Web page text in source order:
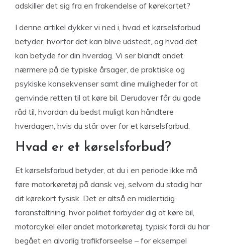
adskiller det sig fra en frakendelse af kørekortet?
I denne artikel dykker vi ned i, hvad et kørselsforbud
betyder, hvorfor det kan blive udstedt, og hvad det
kan betyde for din hverdag. Vi ser blandt andet
nærmere på de typiske årsager, de praktiske og
psykiske konsekvenser samt dine muligheder for at
genvinde retten til at køre bil. Derudover får du gode
råd til, hvordan du bedst muligt kan håndtere
hverdagen, hvis du står over for et kørselsforbud.
Hvad er et kørselsforbud?
Et kørselsforbud betyder, at du i en periode ikke må
føre motorkøretøj på dansk vej, selvom du stadig har
dit kørekort fysisk. Det er altså en midlertidig
foranstaltning, hvor politiet forbyder dig at køre bil,
motorcykel eller andet motorkøretøj, typisk fordi du har
begået en alvorlig trafikforseelse – for eksempel